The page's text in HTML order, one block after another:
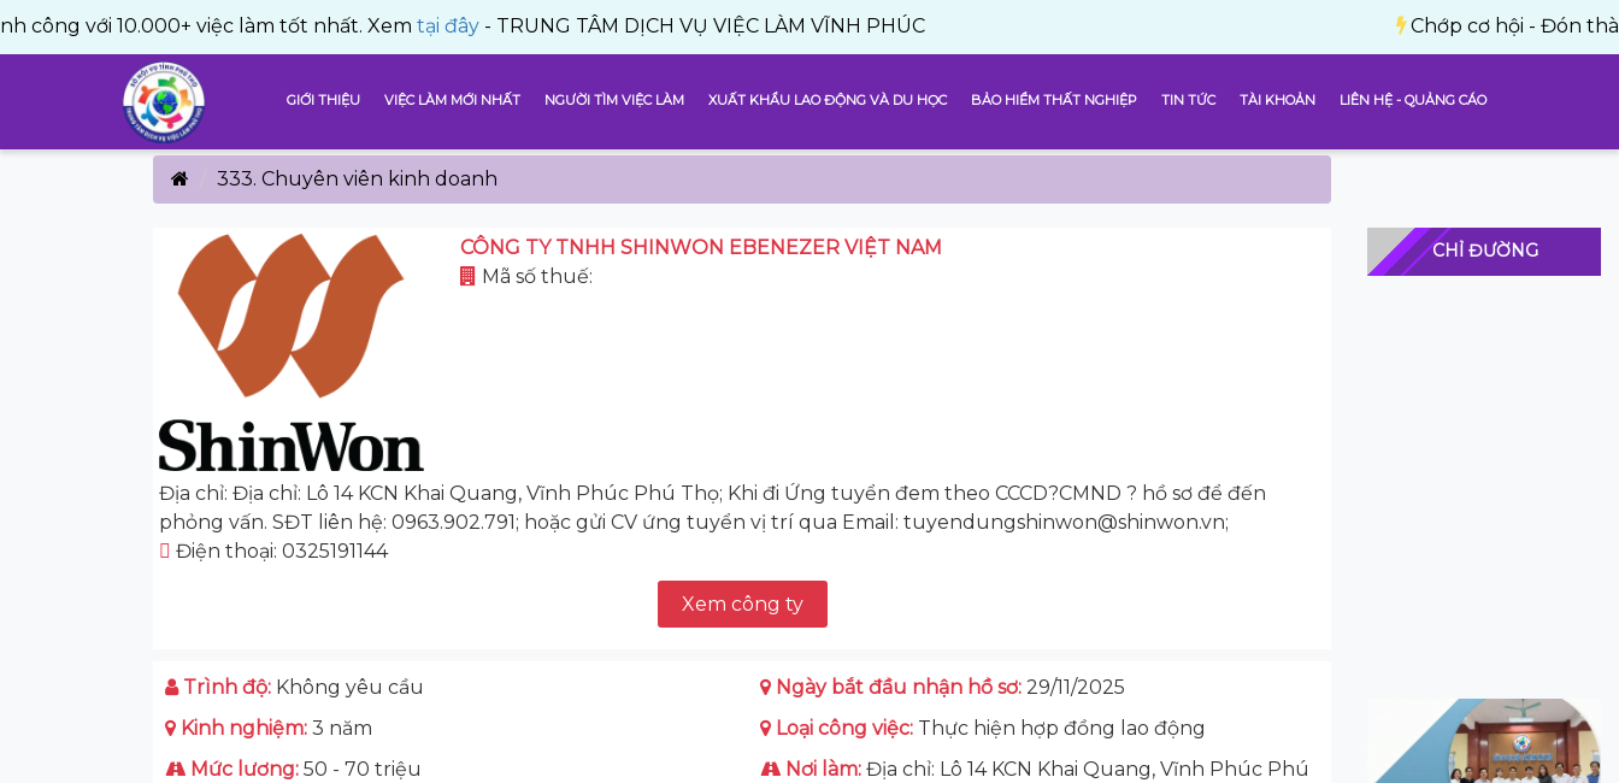
10.000+ việc làm tốt nhất. Xemtại đây- TRUNG TÂM DỊCH VỤ VIỆC LÀM VĨNH PHÚC Chớp cơ hội - Đón thành
GIỚI THIỆU VIỆC LÀM MỚI NHẤT NGƯỜI TÌM VIỆC LÀM XUẤT KHẨU LAO ĐỘNG VÀ DU HỌC BẢO HIỂM THẤT NGHIỆP TIN TỨC TÀI KHOẢN LIÊN HỆ - QUẢNG CÁO
333. Chuyên viên kinh doanh
CÔNG TY TNHH SHINWON EBENEZER VIỆT NAM
Mã số thuế:
Địa chỉ: Địa chỉ: Lô 14 KCN Khai Quang, Vĩnh Phúc Phú Thọ; Khi đi Ứng tuyển đem theo CCCD?CMND ? hồ sơ để đến
phỏng vấn. SĐT liên hệ: 0963.902.791; hoặc gửi CV ứng tuyển vị trí qua Email: tuyendungshinwon@shinwon.vn;
Điện thoại: 0325191144
Xem công ty
Trình độ: Không yêu cầu Ngày bắt đầu nhận hồ sơ: 29/11/2025
Kinh nghiệm: 3 năm Loại công việc: Thực hiện hợp đồng lao động
Mức lương: 50 - 70 triệu Nơi làm: Địa chỉ: Lô 14 KCN Khai Quang, Vĩnh Phúc Phú
CHỈ ĐƯỜNG